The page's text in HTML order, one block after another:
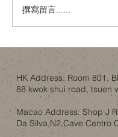
唔使去Idaho！香
合屋頂」嘅智慧？
撰寫留言......
HK Address: Room 801,
88 kwok shui road, tsuen
Macao Address: Shop J
Da Silva,N2,Cave Centro